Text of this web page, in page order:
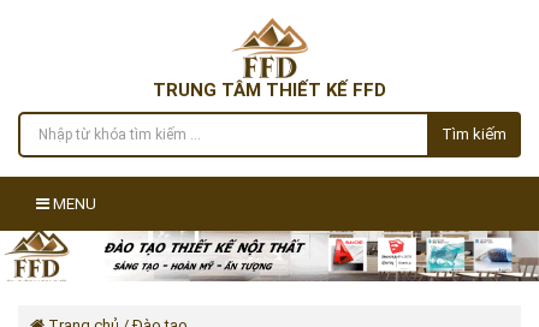
TRUNG TÂM THIẾT KẾ FFD
Tìm kiếm
MENU